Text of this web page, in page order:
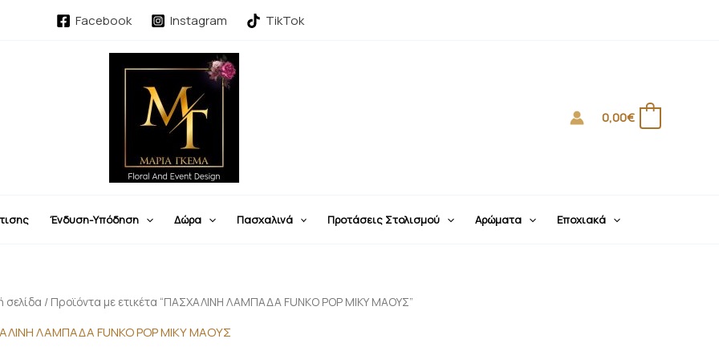
Facebook Instagram TikTok
0,00€
Ένδυση-Υπόδηση Δώρα Πασχαλινά Προτάσεις Στολισμού Αρώματα Εποχιακά
σελίδα / Προϊόντα με ετικέτα “ΠΑΣΧΑΛΙΝΗ ΛΑΜΠΑΔΑ FUNKO POP ΜΙΚΥ ΜΑΟΥΣ”
ΛΑΜΠΑΔΑ FUNKO POP ΜΙΚΥ ΜΑΟΥΣ